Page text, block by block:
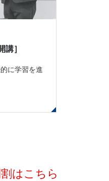
講］
に学習を進
はこちら